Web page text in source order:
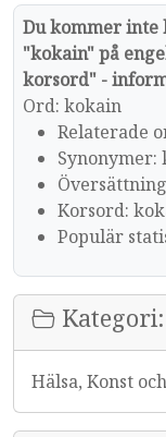
Du kommer inte
"kokain" på
korsord" -
Ord: kokain
Relaterade
Synonymer:
Korsord:
Populär
Hälsa, Konst